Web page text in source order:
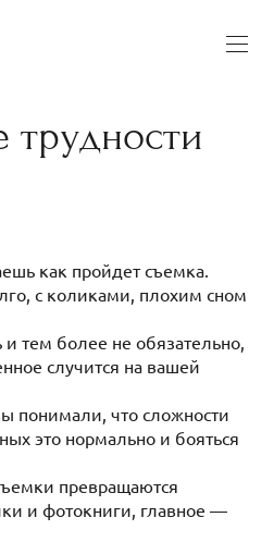
как пройдет съемка.
с коликами, плохим сном
и тем более не обязательно,
случится на вашей
понимали, что сложности
это нормально и бояться
превращаются
и фотокниги, главное —